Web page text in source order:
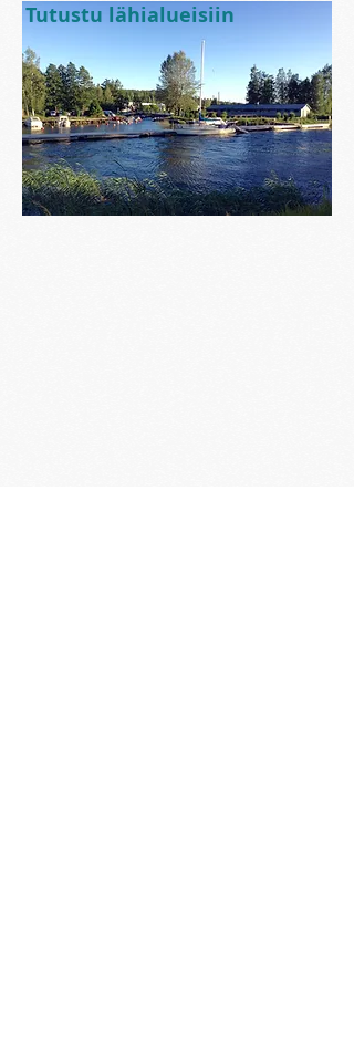
Ilmoitustaulu
Viihdyt ympäri vuoden
Tutustu Nordcenterin tarjontaan.
Tutustu lähialueisiin